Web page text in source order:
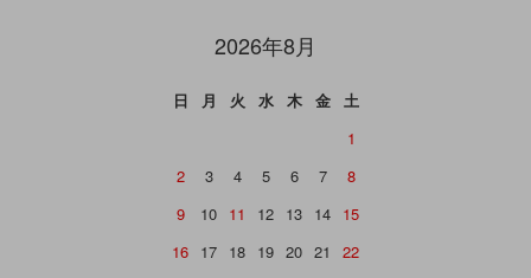
2026年8月
日 月 火 水 木 金
土
1
2
3 4 5 6 7
8
9
10 11 12 13 14 15
16 17 18 19 20 21
22